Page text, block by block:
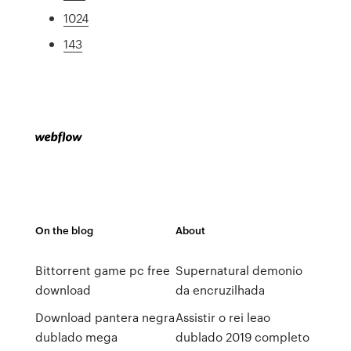
1024
143
On the blog
Bittorrent game pc free
download
Download pantera negra
dublado mega
About
Supernatural demonio
da encruzilhada
Assistir o rei leao
dublado 2019 completo